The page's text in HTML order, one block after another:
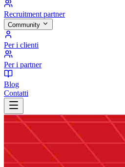
Recruitment partner
Community
Per i clienti
Per i partner
Blog
Contatti